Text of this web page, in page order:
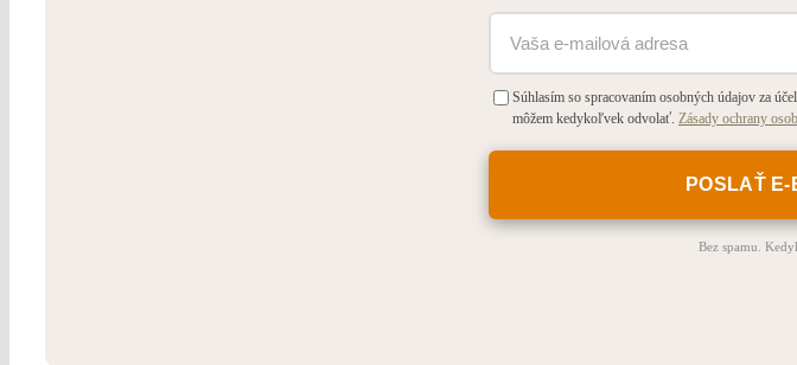
Súhlasím so spracovaním osobných údajov za
môžem kedykoľvek odvolať. Zásady ochrany
Bez spamu.